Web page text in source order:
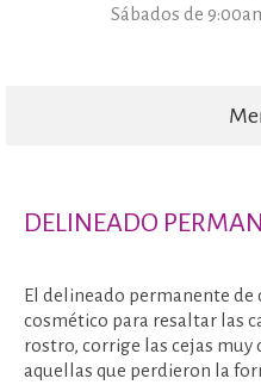
Sábados de
DELINEADO
El delineado permanente de
cosmético para resaltar las
rostro, corrige las cejas muy
aquellas que perdieron la